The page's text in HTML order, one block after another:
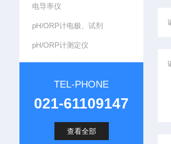
电导率仪
pH/ORP计电极、试剂
pH/ORP计测定仪
TEL-PHONE
021-61109147
查看全部